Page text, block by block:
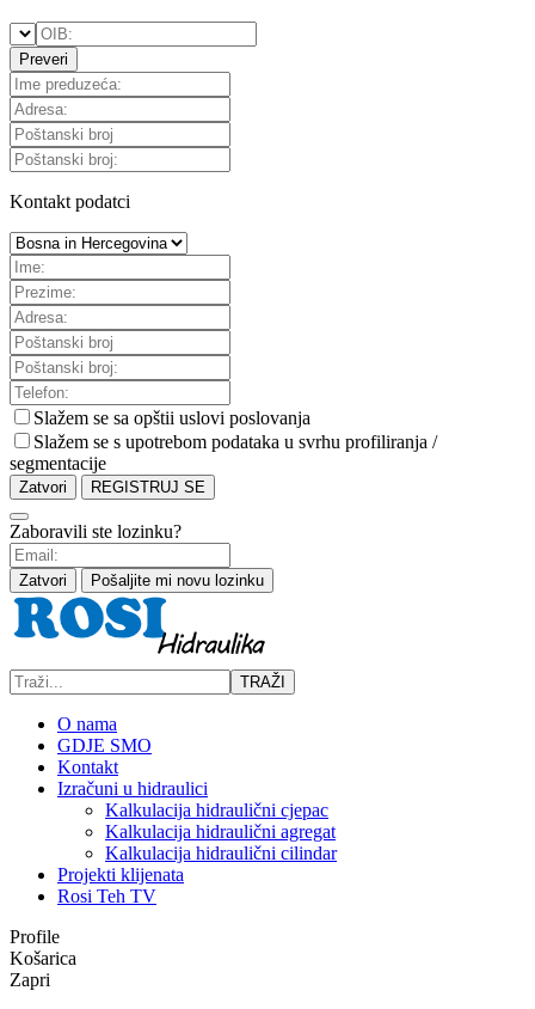
Preveri
Kontakt podatci
Slažem se sa opštii uslovi poslovanja
Slažem se s upotrebom podataka u svrhu profiliranja /
segmentacije
Zatvori REGISTRUJ SE
Zaboravili ste lozinku?
Zatvori Pošaljite mi novu lozinku
TRAŽI
O nama
GDJE SMO
Kontakt
Izračuni u hidraulici
Kalkulacija hidraulični cjepac
Kalkulacija hidraulični agregat
Kalkulacija hidraulični cilindar
Projekti klijenata
Rosi Teh TV
Profile
Košarica
Zapri